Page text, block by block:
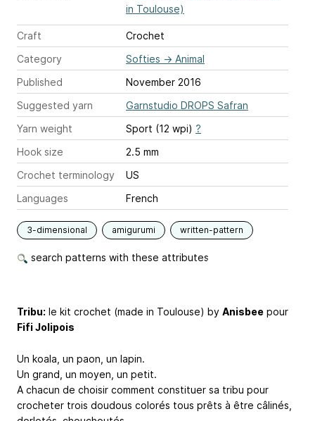
in Toulouse)
Craft
Crochet
Category
Softies → Animal
Published
November 2016
Suggested yarn
Garnstudio DROPS Safran
Yarn weight
Sport (12 wpi) ?
Hook size
2.5 mm
Crochet terminology
US
Languages
French
3-dimensional amigurumi written-pattern
search patterns with these attributes
Tribu: le kit crochet (made in Toulouse) by Anisbee pour
Fifi Jolipois
Un koala, un paon, un lapin.
Un grand, un moyen, un petit.
A chacun de choisir comment constituer sa tribu pour
crocheter trois doudous colorés tous prêts à être câlinés,